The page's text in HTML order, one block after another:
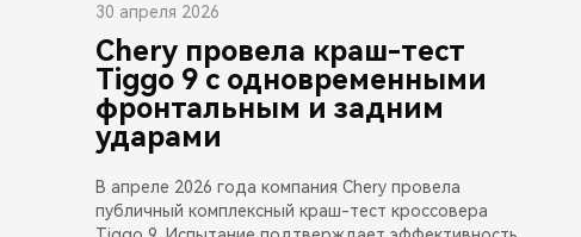
30 апреля 2026
Chery провела краш-тест
Tiggo 9 с одновременными
фронтальным и задним
ударами
В апреле 2026 года компания Chery провела
публичный комплексный краш-тест кроссовера